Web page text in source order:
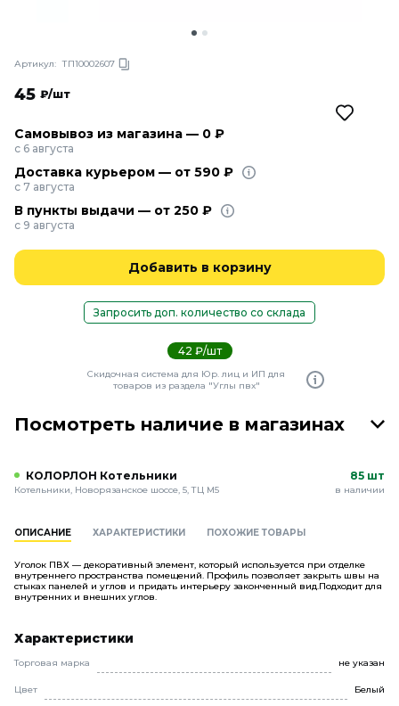
Артикул: ТП10002607
45 ₽/шт
Самовывоз из магазина — 0 ₽
с 6 августа
Доставка курьером — от 590 ₽
с 7 августа
В пункты выдачи — от 250 ₽
с 9 августа
Добавить в корзину
Запросить доп. количество со склада
42 ₽/шт
Скидочная система для Юр. лиц и ИП для
товаров из раздела "Углы пвх"
Посмотреть наличие в магазинах
КОЛОРЛОН Котельники
Котельники, Новорязанское шоссе, 5, ТЦ М5
85 шт
в наличии
ОПИСАНИЕ ХАРАКТЕРИСТИКИ ПОХОЖИЕ ТОВАРЫ
Уголок ПВХ — декоративный элемент, который используется при отделке
внутреннего пространства помещений. Профиль позволяет закрыть швы на
стыках панелей и углов и придать интерьеру законченный вид.Подходит для
внутренних и внешних углов.
Характеристики
Торговая марка не указан
Цвет Белый